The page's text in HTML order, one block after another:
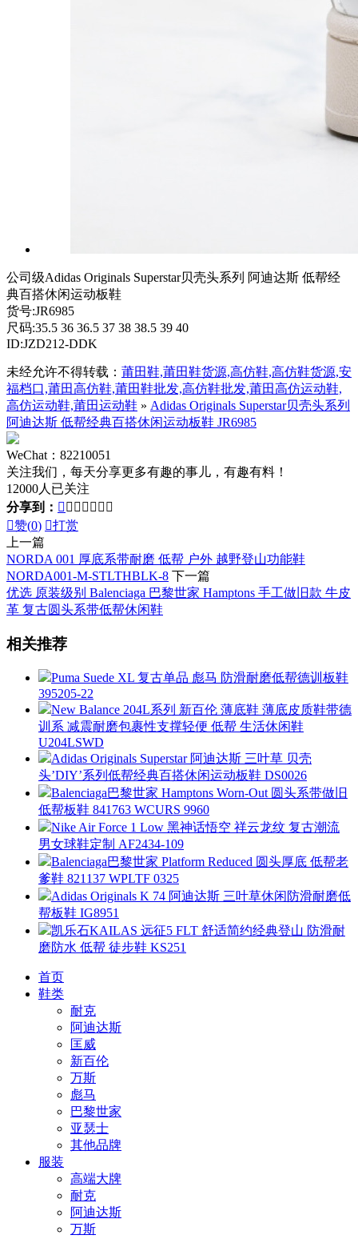
公司级Adidas Originals Superstar贝壳头系列 阿迪达斯 低帮经
典百搭休闲运动板鞋
货号:JR6985
尺码:35.5 36 36.5 37 38 38.5 39 40
ID:JZD212-DDK
未经允许不得转载： 莆田鞋,莆田鞋货源,高仿鞋,高仿鞋货源,安
福档口,莆田高仿鞋,莆田鞋批发,高仿鞋批发,莆田高仿运动鞋,
高仿运动鞋,莆田运动鞋 » Adidas Originals Superstar贝壳头系列
阿迪达斯 低帮经典百搭休闲运动板鞋 JR6985
WeChat：82210051
关注我们，每天分享更多有趣的事儿，有趣有料！
12000人已关注
分享到：       
赞(0) 打赏
上一篇
NORDA 001 厚底系带耐磨 低帮 户外 越野登山功能鞋
NORDA001-M-STLTHBLK-8 下一篇
优选 原装级别 Balenciaga 巴黎世家 Hamptons 手工做旧款 牛皮
革 复古圆头系带低帮休闲鞋
相关推荐
Puma Suede XL 复古单品 彪马 防滑耐磨低帮德训板鞋
395205-22
New Balance 204L系列 新百伦 薄底鞋 薄底皮质鞋带德
训系 减震耐磨包裹性支撑轻便 低帮 生活休闲鞋
U204LSWD
Adidas Originals Superstar 阿迪达斯 三叶草 贝壳
头’DIY’系列低帮经典百搭休闲运动板鞋 DS0026
Balenciaga巴黎世家 Hamptons Worn-Out 圆头系带做旧
低帮板鞋 841763 WCURS 9960
Nike Air Force 1 Low 黑神话悟空 祥云龙纹 复古潮流
男女球鞋定制 AF2434-109
Balenciaga巴黎世家 Platform Reduced 圆头厚底 低帮老
爹鞋 821137 WPLTF 0325
Adidas Originals K 74 阿迪达斯 三叶草休闲防滑耐磨低
帮板鞋 IG8951
凯乐石KAILAS 远征5 FLT 舒适简约经典登山 防滑耐
磨防水 低帮 徒步鞋 KS251
首页
鞋类
耐克
阿迪达斯
匡威
新百伦
万斯
彪马
巴黎世家
亚瑟士
其他品牌
服装
高端大牌
耐克
阿迪达斯
万斯